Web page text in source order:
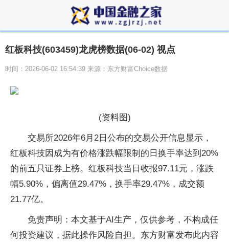
红板科技(603459)龙虎榜数据(06-02) 视点
时间：2026-06-02 16:54:39 来源：东方财富Choice数据
(资料图)
交易所2026年6月2日公布的交易公开信息显示，
红板科技因成为有价格涨跌幅限制的日换手率达到20%
的前五只证券上榜。红板科技当日收报97.11元，涨跌
幅5.90%，偏离值29.47%，换手率29.47%，成交额
21.77亿。
免责声明：本文基于AI生产，仅供参考，不构成任
何投资建议，据此操作风险自担。东方财富发布此内容